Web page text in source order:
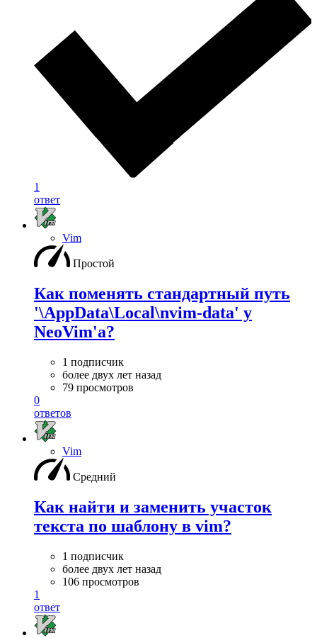
1
ответ
Vim
Простой
Как поменять стандартный путь
'\AppData\Local\nvim-data' у
NeoVim'а?
1 подписчик
более двух лет назад
79 просмотров
0
ответов
Vim
Средний
Как найти и заменить участок
текста по шаблону в vim?
1 подписчик
более двух лет назад
106 просмотров
1
ответ